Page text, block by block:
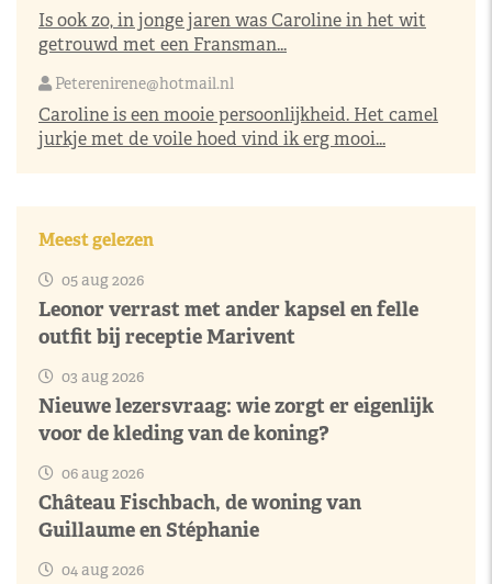
Is ook zo, in jonge jaren was Caroline in het wit
getrouwd met een Fransman...
Peterenirene@hotmail.nl
Caroline is een mooie persoonlijkheid. Het camel
jurkje met de voile hoed vind ik erg mooi...
Meest gelezen
05 aug 2026
Leonor verrast met ander kapsel en felle
outfit bij receptie Marivent
03 aug 2026
Nieuwe lezersvraag: wie zorgt er eigenlijk
voor de kleding van de koning?
06 aug 2026
Château Fischbach, de woning van
Guillaume en Stéphanie
04 aug 2026